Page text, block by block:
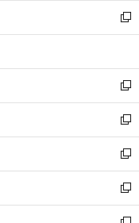
く
で
開
ド
ウ
開
く
ィ
ン
ウ
で
開
く
し
い
ウ
ン
ド
ウ
で
開
く
新
し
ウ
ィ
ン
ド
ウ
で
開
く
新
し
い
ウ
ィ
ン
ド
ウ
新
し
い
ウ
ィ
ン
新
し
い
ウ
新
し